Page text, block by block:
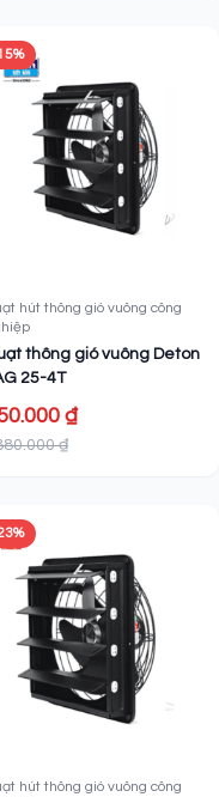
hút thông gió vuông công
thông gió vuông Deton
25-4T
₫
₫
hút thông gió vuông công